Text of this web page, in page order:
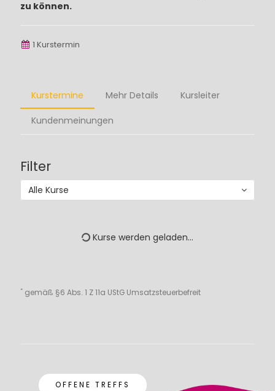
zu können.
1 Kurstermin
Kurstermine Mehr Details Kursleiter
Kundenmeinungen
Filter
Alle Kurse
Kurse werden geladen...
*gemäß §6 Abs. 1 Z 11a UStG Umsatzsteuerbefreit
OFFENE TREFFS